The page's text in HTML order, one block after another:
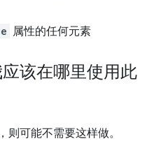
属性的任何元素
该在哪里使用此
可能不需要这样做。